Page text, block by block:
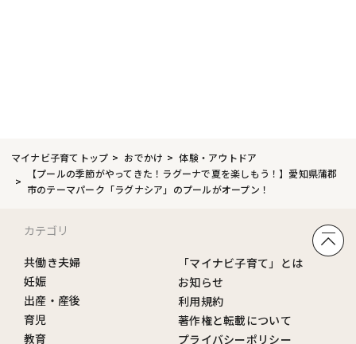
マイナビ子育てトップ おでかけ
体験・アウトドア
【プールの季節がやってきた！ラグーナで夏を楽しもう！】愛知県蒲郡
市のテーマパーク「ラグナシア」のプールがオープン！
カテゴリ
共働き夫婦
妊娠
出産・産後
育児
教育
「マイナビ子育て」とは
お知らせ
利用規約
著作権と転載について
プライバシーポリシー